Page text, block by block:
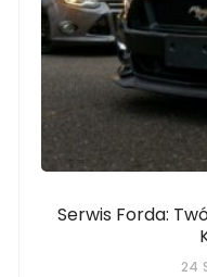
Serwis Forda:
24